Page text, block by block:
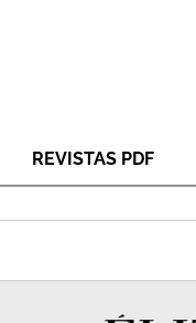
REVISTAS PDF